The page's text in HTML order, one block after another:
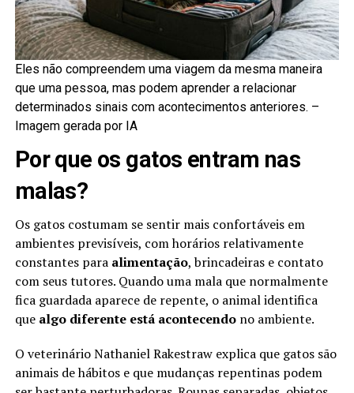
Eles não compreendem uma viagem da mesma maneira
que uma pessoa, mas podem aprender a relacionar
determinados sinais com acontecimentos anteriores. –
Imagem gerada por IA
Por que os gatos entram nas
malas?
Os gatos costumam se sentir mais confortáveis em
ambientes previsíveis, com horários relativamente
constantes para alimentação, brincadeiras e contato
com seus tutores. Quando uma mala que normalmente
fica guardada aparece de repente, o animal identifica
que algo diferente está acontecendono ambiente.
O veterinário Nathaniel Rakestraw explica que gatos são
animais de hábitos e que mudanças repentinas podem